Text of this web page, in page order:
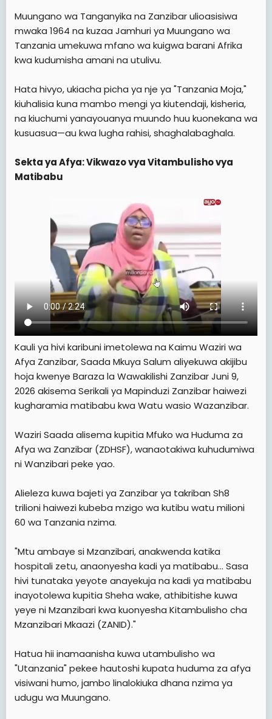
Muungano wa Tanganyika na Zanzibar ulioasisiwa
mwaka 1964 na kuzaa Jamhuri ya Muungano wa
Tanzania umekuwa mfano wa kuigwa barani Afrika
kwa kudumisha amani na utulivu.
Hata hivyo, ukiacha picha ya nje ya "Tanzania Moja,"
kiuhalisia kuna mambo mengi ya kiutendaji, kisheria,
na kiuchumi yanayouanya muundo huu kuonekana wa
kusuasua—au kwa lugha rahisi, shaghalabaghala.
Sekta ya Afya: Vikwazo vya Vitambulisho vya
Matibabu
Kauli ya hivi karibuni imetolewa na Kaimu Waziri wa
Afya Zanzibar, Saada Mkuya Salum aliyekuwa akijibu
hoja kwenye Baraza la Wawakilishi Zanzibar Juni 9,
2026 akisema Serikali ya Mapinduzi Zanzibar haiwezi
kugharamia matibabu kwa Watu wasio Wazanzibar.
Waziri Saada alisema kupitia Mfuko wa Huduma za
Afya wa Zanzibar (ZDHSF), wanaotakiwa kuhudumiwa
ni Wanzibari peke yao.
Alieleza kuwa bajeti ya Zanzibar ya takriban Sh8
trilioni haiwezi kubeba mzigo wa kutibu watu milioni
60 wa Tanzania nzima.
"Mtu ambaye si Mzanzibari, anakwenda katika
hospitali zetu, anaonyesha kadi ya matibabu... Sasa
hivi tunataka yeyote anayekuja na kadi ya matibabu
inayotolewa kupitia Sheha wake, athibitishe kuwa
yeye ni Mzanzibari kwa kuonyesha Kitambulisho cha
Mzanzibari Mkaazi (ZANID)."
Hatua hii inamaanisha kuwa utambulisho wa
"Utanzania" pekee hautoshi kupata huduma za afya
visiwani humo, jambo linalokiuka dhana nzima ya
udugu wa Muungano.